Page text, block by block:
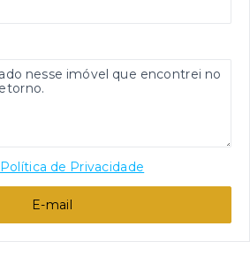
Política de Privacidade
E-mail